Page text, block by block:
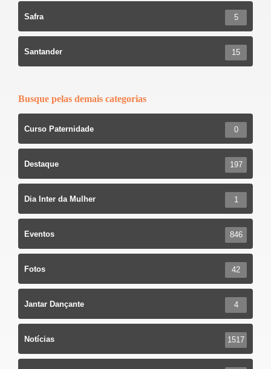
Safra 5
Santander 15
Busque pelas demais categorias
Curso Paternidade 0
Destaque 197
Dia Inter da Mulher 1
Eventos 846
Fotos 42
Jantar Dançante 4
Notícias 1517